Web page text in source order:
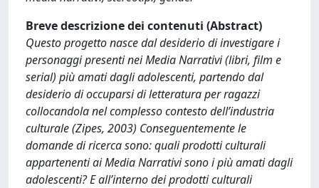
Breve descrizione dei contenuti (Abstract)
Questo progetto nasce dal desiderio di investigare i
personaggi presenti nei Media Narrativi (libri, film e
serial) più amati dagli adolescenti, partendo dal
desiderio di occuparsi di letteratura per ragazzi
collocandola nel complesso contesto dell’industria
culturale (Zipes, 2003) Conseguentemente le
domande di ricerca sono: quali prodotti culturali
appartenenti ai Media Narrativi sono i più amati dagli
adolescenti? E all’interno dei prodotti culturali